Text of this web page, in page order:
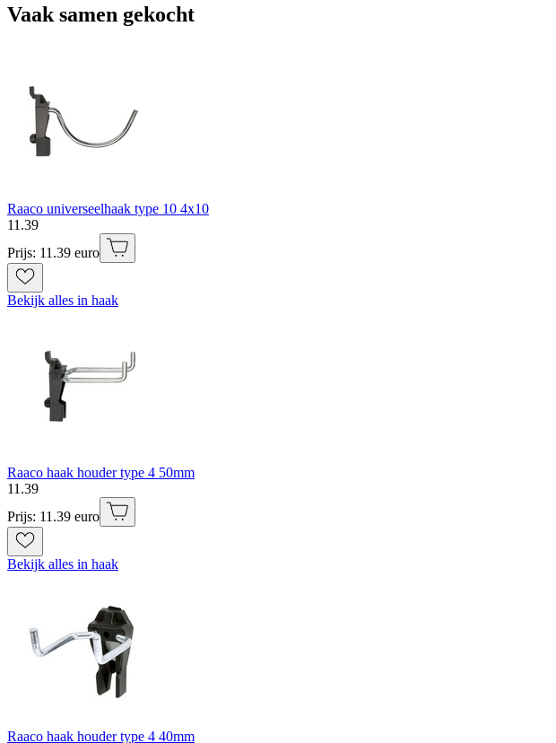
Vaak samen gekocht
Raaco universeelhaak type 10 4x10
11 .39
Prijs: 11.39 euro
Bekijk alles in haak
Raaco haak houder type 4 50mm
11 .39
Prijs: 11.39 euro
Bekijk alles in haak
Raaco haak houder type 4 40mm